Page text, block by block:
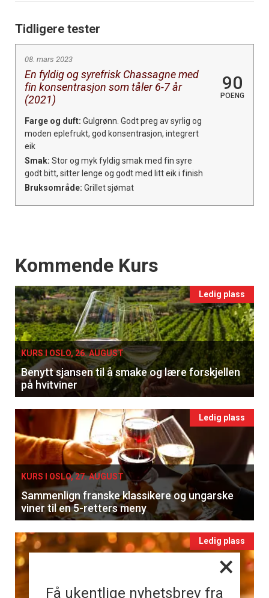
×
Få ukentlige nyhetsbrev fra
Tidligere tester
08. mars 2023
En fyldig og syrefrisk Chassagne med
fin konsentrasjon som tåler 6-7 år
(2021)
90
POENG
Farge og duft: Gulgrønn. Godt preg av syrlig og
moden eplefrukt, god konsentrasjon, integrert
eik
Smak: Stor og myk fyldig smak med fin syre
godt bitt, sitter lenge og godt med litt eik i finish
Bruksområde: Grillet sjømat
Events
Kommende Kurs
Ledig plass
KURS I OSLO, 26. AUGUST
Benytt sjansen til å smake og lære forskjellen
på hvitviner
Ledig plass
KURS I OSLO, 27. AUGUST
Sammenlign franske klassikere og ungarske
viner til en 5-retters meny
Ledig plass